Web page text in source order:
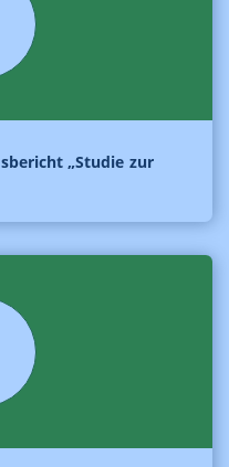
„Studie zur